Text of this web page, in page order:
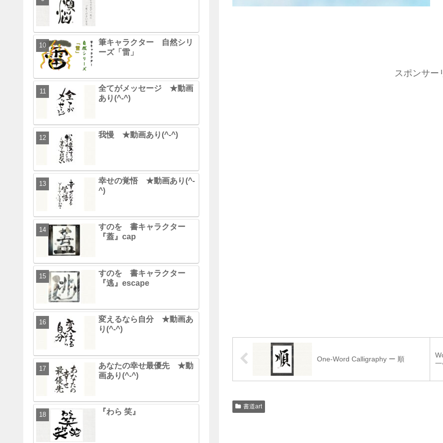
スポンサー
One-Word Calligraphy ー 順
書道art
筆キャラクター 自然シリ
ーズ「雷」
全てがメッセージ ★動画
あり(^-^)
我慢 ★動画あり(^-^)
幸せの覚悟 ★動画あり(^-
^)
すのを 書キャラクター
『蓋』cap
すのを 書キャラクター
『逃』escape
変えるなら自分 ★動画あ
り(^-^)
あなたの幸せ最優先 ★動
画あり(^-^)
『わら 笑』